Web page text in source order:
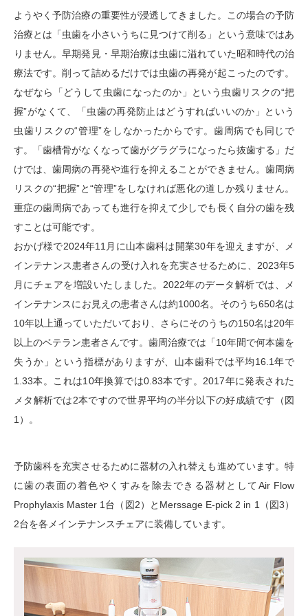
ようやく予防治療の重要性が浸透してきました。この場合の予防
治療とは「虫歯を小さいうちに見つけて削る」という意味ではあ
りません。早期発見・早期治療は虫歯に溢れていた昭和時代の治
療法です。削って詰めるだけでは虫歯の再発が起こったのです。
なぜなら「どうして虫歯になったのか」という虫歯リスクの“把
握”がなくて、「虫歯の再発防止はどうすればいいのか」という
虫歯リスクの“管理”をしなかったからです。歯周病でも同じで
す。「歯槽骨がなくなって歯がグラグラになったら抜歯する」だ
けでは、歯周病の再発や進行を抑えることができません。歯周病
リスクの“把握”と“管理”をしなければ悪化の道しか残りません。
重症の歯周病であっても進行を抑えて少しでも長く自分の歯を残
すことは可能です。
おかげ様で2024年11月に山本歯科は開業30年を迎えますが、メ
インテナンス患者さんの受け入れを充実させるために、2023年5
月にチェアを増設いたしました。2022年のデータ解析では、メ
インテナンスにお見えの患者さんは約1000名。そのうち650名は
10年以上通っていただいており、さらにそのうちの150名は20年
以上のベテラン患者さんです。歯周治療では「10年間で何本歯を
失うか」という指標がありますが、山本歯科では平均16.1年で
1.33本。これは10年換算では0.83本です。2017年に発表された
メタ解析では2本ですので世界平均の半分以下の好成績です（図
1）。
予防歯科を充実させるために器材の入れ替えも進めています。特
に歯の表面の着色やくすみを除去できる器材としてAir Flow
Prophylaxis Master 1台（図2）とMerssage E-pick 2 in 1（図3）
2台を各メインテナンスチェアに装備しています。